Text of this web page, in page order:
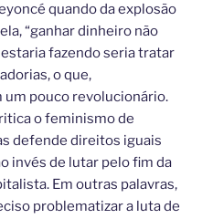
quando da explosão
“ganhar dinheiro não
fazendo seria tratar
o que,
um pouco revolucionário.
o feminismo de
defende direitos iguais
invés de lutar pelo fim da
Em outras palavras,
problematizar a luta de